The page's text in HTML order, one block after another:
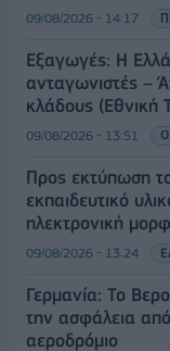
09/08/2026 - 14:17
Εξαγωγές: Η
ανταγωνιστές –
κλάδους (Εθνική
09/08/2026 - 13:51
Προς εκτύπωση
εκπαιδευτικό
ηλεκτρονική
09/08/2026 - 13:24
Γερμανία: Το
την ασφάλεια
αεροδρόμιο